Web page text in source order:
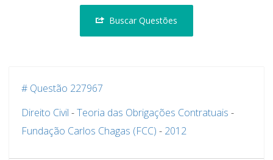
Buscar Questões
# Questão 227967
Direito Civil -Teoria das Obrigações Contratuais -
Fundação Carlos Chagas (FCC) - 2012